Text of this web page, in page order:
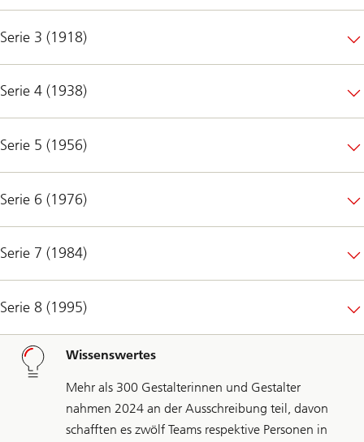
Serie 3 (1918)
Serie 4 (1938)
Serie 5 (1956)
Serie 6 (1976)
Serie 7 (1984)
Serie 8 (1995)
Wissenswertes
Mehr als 300 Gestalterinnen und Gestalter
nahmen 2024 an der Ausschreibung teil, davon
schafften es zwölf Teams respektive Personen in